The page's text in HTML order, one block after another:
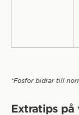
*Fosfor bidrar till
Extratips på